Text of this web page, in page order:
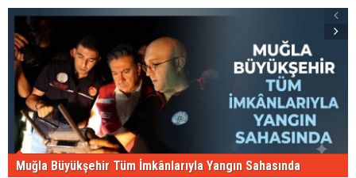
Muğla Büyükşehir Tüm İmkânlarıyla Yangın Sahasında